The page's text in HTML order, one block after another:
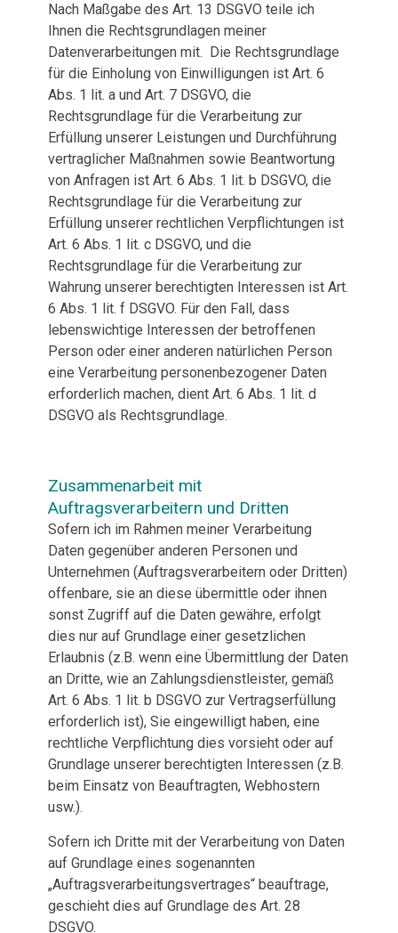
Nach Maßgabe des Art. 13 DSGVO teile ich
Ihnen die Rechtsgrundlagen meiner
Datenverarbeitungen mit. Die Rechtsgrundlage
für die Einholung von Einwilligungen ist Art. 6
Abs. 1 lit. a und Art. 7 DSGVO, die
Rechtsgrundlage für die Verarbeitung zur
Erfüllung unserer Leistungen und Durchführung
vertraglicher Maßnahmen sowie Beantwortung
von Anfragen ist Art. 6 Abs. 1 lit. b DSGVO, die
Rechtsgrundlage für die Verarbeitung zur
Erfüllung unserer rechtlichen Verpflichtungen ist
Art. 6 Abs. 1 lit. c DSGVO, und die
Rechtsgrundlage für die Verarbeitung zur
Wahrung unserer berechtigten Interessen ist Art.
6 Abs. 1 lit. f DSGVO. Für den Fall, dass
lebenswichtige Interessen der betroffenen
Person oder einer anderen natürlichen Person
eine Verarbeitung personenbezogener Daten
erforderlich machen, dient Art. 6 Abs. 1 lit. d
DSGVO als Rechtsgrundlage.
Zusammenarbeit mit
Auftragsverarbeitern und Dritten
Sofern ich im Rahmen meiner Verarbeitung
Daten gegenüber anderen Personen und
Unternehmen (Auftragsverarbeitern oder Dritten)
offenbare, sie an diese übermittle oder ihnen
sonst Zugriff auf die Daten gewähre, erfolgt
dies nur auf Grundlage einer gesetzlichen
Erlaubnis (z.B. wenn eine Übermittlung der Daten
an Dritte, wie an Zahlungsdienstleister, gemäß
Art. 6 Abs. 1 lit. b DSGVO zur Vertragserfüllung
erforderlich ist), Sie eingewilligt haben, eine
rechtliche Verpflichtung dies vorsieht oder auf
Grundlage unserer berechtigten Interessen (z.B.
beim Einsatz von Beauftragten, Webhostern
usw.).
Sofern ich Dritte mit der Verarbeitung von Daten
auf Grundlage eines sogenannten
„Auftragsverarbeitungsvertrages“ beauftrage,
geschieht dies auf Grundlage des Art. 28
DSGVO.